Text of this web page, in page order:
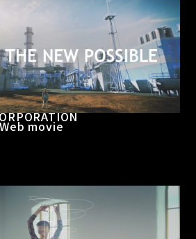
Web movie